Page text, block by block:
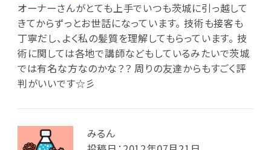
オーナーさんがとても上手でいつも茨城に引っ越して
きてからずっとお世話になっています。 技術も接客も
丁寧だし、よく私の髪質を理解してもらっています。 技
術に関しては各地で講師などもしているみたいで茨城
では有名な方なのかな？？ 周りの友達からもすごく評
判がいいです☆彡
みるん